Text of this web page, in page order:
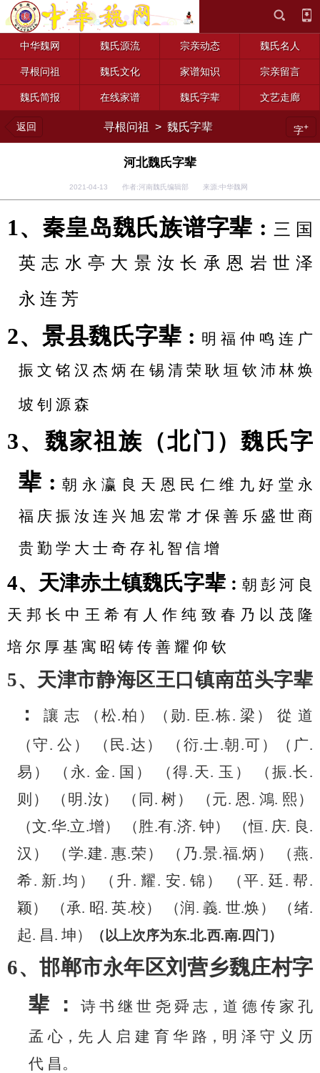
中华魏网 魏氏源流 宗亲动态 魏氏名人
寻根问祖 魏氏文化 家谱知识 宗亲留言
魏氏简报 在线家谱 魏氏字辈 文艺走廊
返回 寻根问祖 > 魏氏字辈 字+
河北魏氏字辈
2021-04-13 作者:河南魏氏编辑部 来源:中华魏网
1、秦皇岛魏氏族谱字辈 : 三 国
英 志 水 亭 大 景 汝 长 承 恩 岩 世 泽
永 连 芳
2、景县魏氏字辈 : 明 福 仲 鸣 连 广
振 文 铭 汉 杰 炳 在 锡 清 荣 耿 垣 钦 沛 林 焕
坡 钊 源 森
3、魏家祖族（北门）魏氏字
辈 :朝 永 瀛 良 天 恩 民 仁 维 九 好 堂 永
福 庆 振 汝 连 兴 旭 宏 常 才 保 善 乐 盛 世 商
贵 勤 学 大 士 奇 存 礼 智 信 增
4、天津赤土镇魏氏字辈 : 朝 彭 河 良
天 邦 长 中 王 希 有 人 作 纯 致 春 乃 以 茂 隆
培 尔 厚 基 寓 昭 铸 传 善 耀 仰 钦
5、天津市静海区王口镇南茁头字辈
：讓 志 （松.柏）（勋. 臣.栋. 梁） 從 道
（守. 公） （民.达） （衍.士.朝.可）（广.
易） （永. 金. 国） （得.天. 玉） （振.长.
则） （明.汝） （同. 树） （元. 恩. 鴻. 熙）
（文.华.立.增） （胜.有.济. 钟） （恒. 庆. 良.
汉） （学.建. 惠.荣） （乃.景.福.炳） （燕.
希. 新.均） （升. 耀. 安. 锦） （平. 廷. 帮.
颖） （承. 昭. 英.校） （润. 義. 世.焕） （绪.
起. 昌. 坤）
（以上次序为东.北.西.南.四门）
6、邯郸市永年区刘营乡魏庄村字
辈 ：
诗 书 继 世 尧 舜 志，道 德 传 家 孔
孟 心，先 人 启 建 育 华 路，明 泽 守 义 历
代 昌。